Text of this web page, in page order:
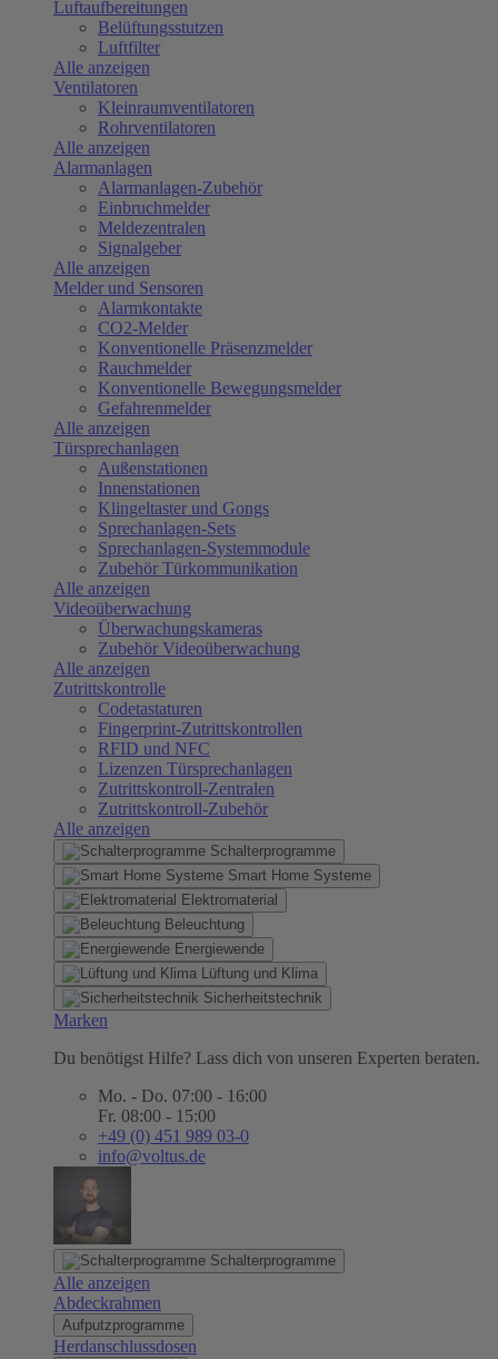
Luftaufbereitungen
Belüftungsstutzen
Luftfilter
Alle anzeigen
Ventilatoren
Kleinraumventilatoren
Rohrventilatoren
Alle anzeigen
Alarmanlagen
Alarmanlagen-Zubehör
Einbruchmelder
Meldezentralen
Signalgeber
Alle anzeigen
Melder und Sensoren
Alarmkontakte
CO2-Melder
Konventionelle Präsenzmelder
Rauchmelder
Konventionelle Bewegungsmelder
Gefahrenmelder
Alle anzeigen
Türsprechanlagen
Außenstationen
Innenstationen
Klingeltaster und Gongs
Sprechanlagen-Sets
Sprechanlagen-Systemmodule
Zubehör Türkommunikation
Alle anzeigen
Videoüberwachung
Überwachungskameras
Zubehör Videoüberwachung
Alle anzeigen
Zutrittskontrolle
Codetastaturen
Fingerprint-Zutrittskontrollen
RFID und NFC
Lizenzen Türsprechanlagen
Zutrittskontroll-Zentralen
Zutrittskontroll-Zubehör
Alle anzeigen
Schalterprogramme
Smart Home Systeme
Elektromaterial
Beleuchtung
Energiewende
Lüftung und Klima
Sicherheitstechnik
Marken
Du benötigst Hilfe? Lass dich von unseren Experten beraten.
Mo. - Do. 07:00 - 16:00
Fr. 08:00 - 15:00
+49 (0) 451 989 03-0
info@voltus.de
Schalterprogramme
Alle anzeigen
Abdeckrahmen
Aufputzprogramme
Herdanschlussdosen